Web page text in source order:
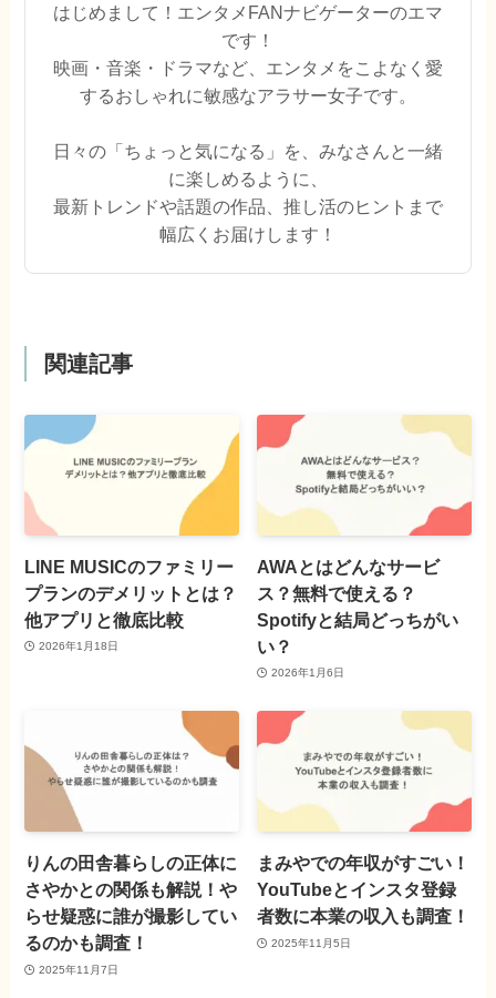
はじめまして！エンタメFANナビゲーターのエマ
です！
映画・音楽・ドラマなど、エンタメをこよなく愛
するおしゃれに敏感なアラサー女子です。
日々の「ちょっと気になる」を、みなさんと一緒
に楽しめるように、
最新トレンドや話題の作品、推し活のヒントまで
幅広くお届けします！
関連記事
LINE MUSICのファミリー
プランのデメリットとは？
他アプリと徹底比較
2026年1月18日
AWAとはどんなサービ
ス？無料で使える？
Spotifyと結局どっちがい
い？
2026年1月6日
りんの田舎暮らしの正体に
さやかとの関係も解説！や
らせ疑惑に誰が撮影してい
るのかも調査！
2025年11月7日
まみやでの年収がすごい！
YouTubeとインスタ登録
者数に本業の収入も調査！
2025年11月5日